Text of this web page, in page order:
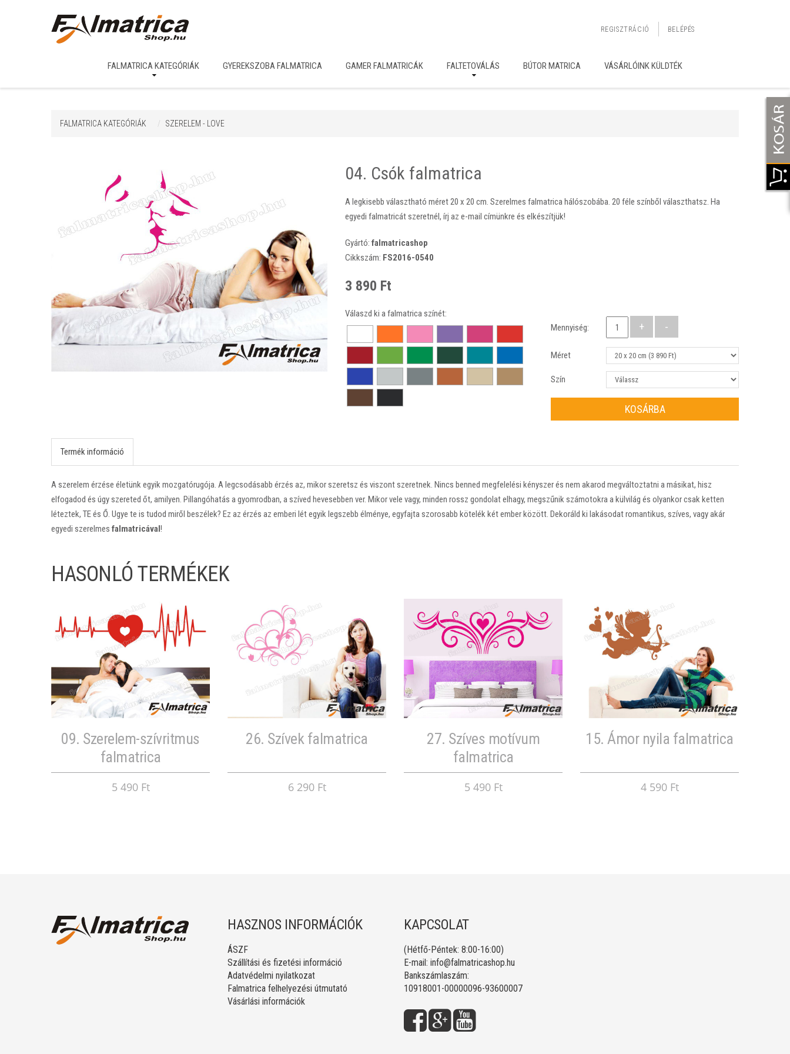
REGISZTRÁCIÓ BELÉPÉS
FALMATRICA KATEGÓRIÁK GYEREKSZOBA FALMATRICA GAMER FALMATRICÁK FALTETOVÁLÁS BÚTOR MATRICA VÁSÁRLÓINK KÜLDTÉK
FALMATRICA KATEGÓRIÁK SZERELEM - LOVE
04. Csók falmatrica
A legkisebb választható méret 20 x 20 cm. Szerelmes falmatrica hálószobába. 20 féle színből választhatsz. Ha
egyedi falmatricát szeretnél, írj az e-mail címünkre és elkészítjük!
Gyártó: falmatricashop
Cikkszám: FS2016-0540
3 890 Ft
Válaszd ki a falmatrica színét:
Mennyiség:
Méret
Szín
KOSÁRBA
Termék információ
A szerelem érzése életünk egyik mozgatórugója. A legcsodásabb érzés az, mikor szeretsz és viszont szeretnek. Nincs benned megfelelési kényszer és nem akarod megváltoztatni a másikat, hisz
elfogadod és úgy szereted őt, amilyen. Pillangóhatás a gyomrodban, a szíved hevesebben ver. Mikor vele vagy, minden rossz gondolat elhagy, megszűnik számotokra a külvilág és olyankor csak ketten
léteztek, TE és Ő. Ugye te is tudod miről beszélek? Ez az érzés az emberi lét egyik legszebb élménye, egyfajta szorosabb kötelék két ember között. Dekoráld ki lakásodat romantikus, szíves, vagy akár
egyedi szerelmes falmatricával!
HASONLÓ TERMÉKEK
09. Szerelem-szívritmus
falmatrica
5 490 Ft
26. Szívek falmatrica
6 290 Ft
27. Szíves motívum
falmatrica
5 490 Ft
15. Ámor nyila falmatrica
4 590 Ft
HASZNOS INFORMÁCIÓK
ÁSZF
Szállítási és fizetési információ
Adatvédelmi nyilatkozat
Falmatrica felhelyezési útmutató
Vásárlási információk
KAPCSOLAT
(Hétfő-Péntek: 8:00-16:00)
E-mail: info@falmatricashop.hu
Bankszámlaszám:
10918001-00000096-93600007